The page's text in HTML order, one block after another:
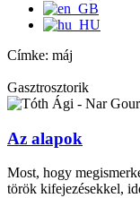
Címke: máj
Gasztrosztorik
Az alapok
Most, hogy
török kifejezésekkel,